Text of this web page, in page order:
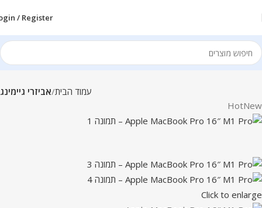
/ Register
עמוד הבית אביזרי גיימינג
HotNew
Click to enlarge